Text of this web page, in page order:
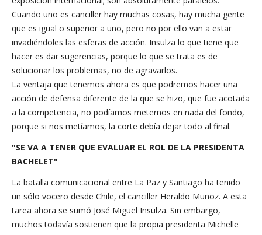
Cuando uno es canciller hay muchas cosas, hay mucha gente
que es igual o superior a uno, pero no por ello van a estar
invadiéndoles las esferas de acción. Insulza lo que tiene que
hacer es dar sugerencias, porque lo que se trata es de
solucionar los problemas, no de agravarlos.
La ventaja que tenemos ahora es que podremos hacer una
acción de defensa diferente de la que se hizo, que fue acotada
a la competencia, no podíamos meternos en nada del fondo,
porque si nos metíamos, la corte debía dejar todo al final.
"SE VA A TENER QUE EVALUAR EL ROL DE LA PRESIDENTA
BACHELET"
La batalla comunicacional entre La Paz y Santiago ha tenido
un sólo vocero desde Chile, el canciller Heraldo Muñoz. A esta
tarea ahora se sumó José Miguel Insulza. Sin embargo,
muchos todavía sostienen que la propia presidenta Michelle